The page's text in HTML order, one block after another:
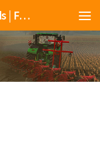
Landwirtschafts Simulator 25 Mods | Farming Simulator 25 Mods | FS25 Mods